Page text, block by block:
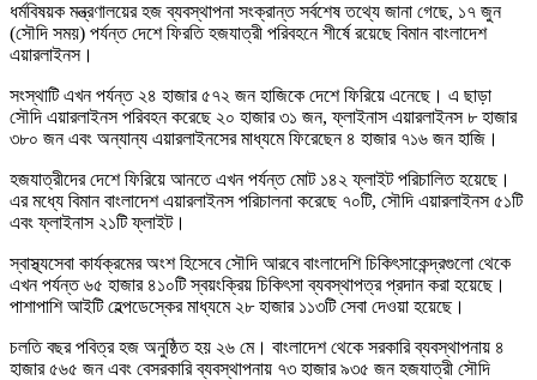
ধর্মবিষয়ক মন্ত্রণালয়ের হজ ব্যবস্থাপনা সংক্রান্ত সর্বশেষ তথ্যে জানা গেছে, ১৭ জুন
(সৌদি সময়) পর্যন্ত দেশে ফিরতি হজযাত্রী পরিবহনে শীর্ষে রয়েছে বিমান বাংলাদেশ
এয়ারলাইনস।
সংস্থাটি এখন পর্যন্ত ২৪ হাজার ৫৭২ জন হাজিকে দেশে ফিরিয়ে এনেছে। এ ছাড়া
সৌদি এয়ারলাইনস পরিবহন করেছে ২০ হাজার ৩১ জন, ফ্লাইনাস এয়ারলাইনস ৮ হাজার
৩৮০ জন এবং অন্যান্য এয়ারলাইনসের মাধ্যমে ফিরেছেন ৪ হাজার ৭১৬ জন হাজি।
হজযাত্রীদের দেশে ফিরিয়ে আনতে এখন পর্যন্ত মোট ১৪২ ফ্লাইট পরিচালিত হয়েছে।
এর মধ্যে বিমান বাংলাদেশ এয়ারলাইনস পরিচালনা করেছে ৭০টি, সৌদি এয়ারলাইনস ৫১টি
এবং ফ্লাইনাস ২১টি ফ্লাইট।
স্বাস্থ্যসেবা কার্যক্রমের অংশ হিসেবে সৌদি আরবে বাংলাদেশি চিকিৎসাকেন্দ্রগুলো থেকে
এখন পর্যন্ত ৬৫ হাজার ৪১০টি স্বয়ংক্রিয় চিকিৎসা ব্যবস্থাপত্র প্রদান করা হয়েছে।
পাশাপাশি আইটি হেল্পডেস্কের মাধ্যমে ২৮ হাজার ১১৩টি সেবা দেওয়া হয়েছে।
চলতি বছর পবিত্র হজ অনুষ্ঠিত হয় ২৬ মে। বাংলাদেশ থেকে সরকারি ব্যবস্থাপনায় ৪
হাজার ৫৬৫ জন এবং বেসরকারি ব্যবস্থাপনায় ৭৩ হাজার ৯৩৫ জন হজযাত্রী সৌদি